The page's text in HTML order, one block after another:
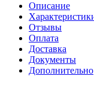
Описание
Отзывы
Оплата
Доставка
Документы
Дополнительно